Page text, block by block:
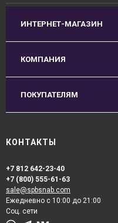
ИНТЕРНЕТ-МАГАЗИН
КОМПАНИЯ
ПОКУПАТЕЛЯМ
КОНТАКТЫ
+7 812 642-23-40
+7 (800) 555-61-63
sale@spbsnab.com
Ежедневно с 10:00 до 21:00
Соц. сети